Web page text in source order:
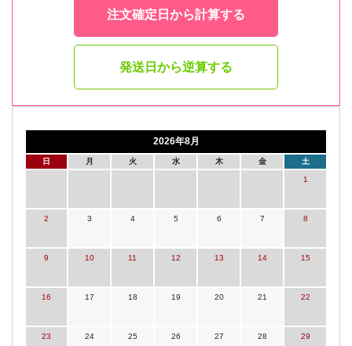
注文確定日から計算する
発送日から逆算する
2026年8月
日 月 火 水 木 金 土
1
2 3 4 5 6 7 8
9 10 11 12 13 14 15
16 17 18 19 20 21 22
23 24 25 26 27 28 29